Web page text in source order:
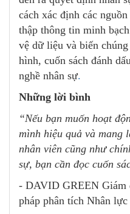
cách xác định các
thập thông tin minh
vệ dữ liệu và biến
hình, cuốn sách đánh
nghề nhân sự.
Những lời bình
“Nếu bạn muốn hoạt
mình hiệu quả và mang
nhân viên cũng như
sự, bạn cần đọc cuốn
- DAVID GREEN Giám
pháp phân tích Nhân